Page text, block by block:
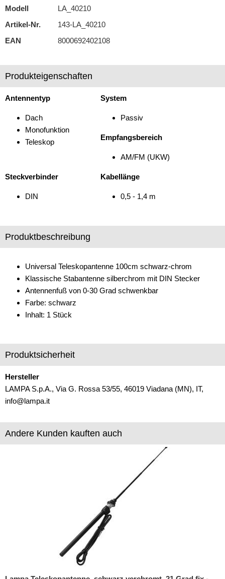
Freisprechanlagen
Lautsprecher
Navigationssysteme
Soundprozessoren
Modell
LA_40210
Artikel-Nr.
143-LA_40210
EAN
8000692402108
Produkteigenschaften
Antennentyp
Dach
Monofunktion
Teleskop
System
Passiv
Empfangsbereich
AM/FM (UKW)
Steckverbinder
DIN
Kabellänge
0,5 - 1,4 m
Produktbeschreibung
Universal Teleskopantenne 100cm schwarz-chrom
Klassische Stabantenne silberchrom mit DIN Stecker
Antennenfuß von 0-30 Grad schwenkbar
Farbe: schwarz
Inhalt: 1 Stück
Produktsicherheit
Hersteller
LAMPA S.p.A., Via G. Rossa 53/55, 46019 Viadana (MN), IT,
info@lampa.it
Andere Kunden kauften auch